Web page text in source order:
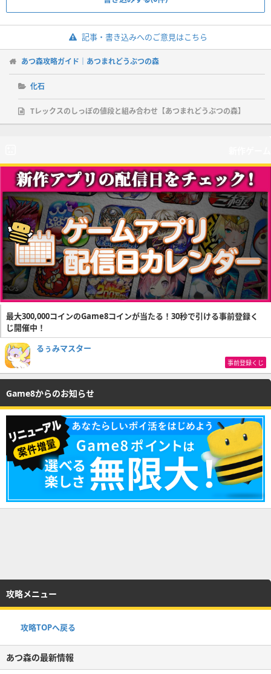
記事・書き込みへのご意見はこちら
あつ森攻略ガイド｜あつまれどうぶつの森
化石
Tレックスのしっぽの値段と組み合わせ【あつまれどうぶつの森】
最大300,000コインのGame8コインが当たる！30秒で引ける事前登録く
じ開催中！
るぅみマスター
事前登録くじ
Game8からのお知らせ
攻略メニュー
攻略TOPへ戻る
あつ森の最新情報